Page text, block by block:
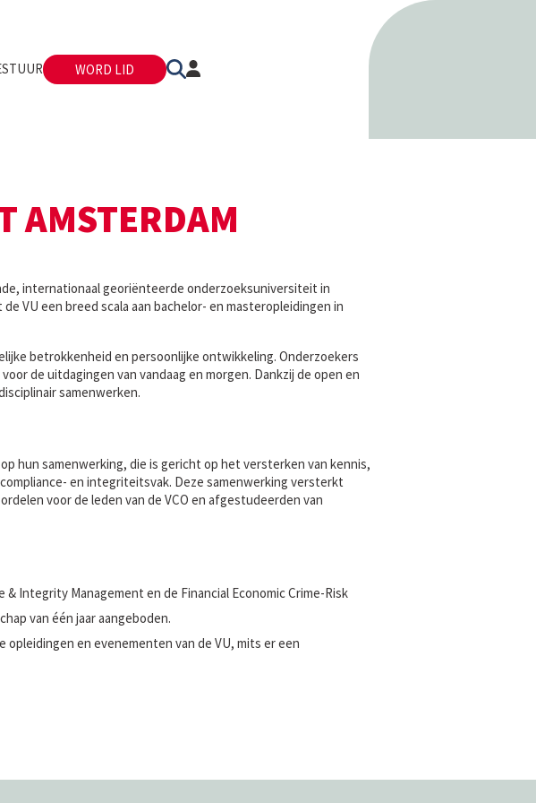
WORD LID
AMSTERDAM
internationaal georiënteerde onderzoeksuniversiteit in
VU een breed scala aan bachelor- en masteropleidingen in
betrokkenheid en persoonlijke ontwikkeling. Onderzoekers
de uitdagingen van vandaag en morgen. Dankzij de open en
samenwerken.
hun samenwerking, die is gericht op het versterken van kennis,
en integriteitsvak. Deze samenwerking versterkt
voor de leden van de VCO en afgestudeerden van
Integrity Management en de Financial Economic Crime-Risk
van één jaar aangeboden.
en evenementen van de VU, mits er een